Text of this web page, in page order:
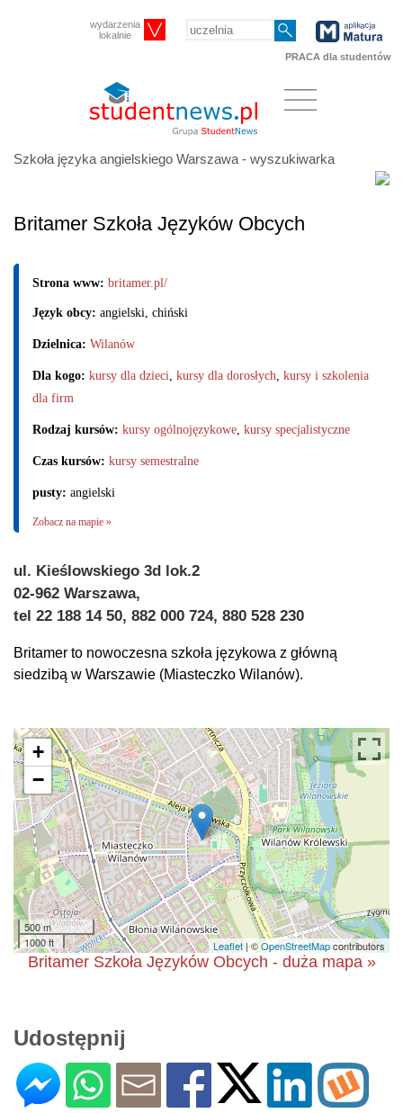
wydarzenia
lokalnie
PRACA dla studentów
Szkoła języka angielskiego Warszawa - wyszukiwarka
Britamer Szkoła Języków Obcych
Strona www: britamer.pl/
Język obcy: angielski, chiński
Dzielnica: Wilanów
Dla kogo: kursy dla dzieci kursy dla dorosłych kursy i szkolenia
dla firm
Rodzaj kursów: kursy ogólnojęzykowe kursy specjalistyczne
Czas kursów: kursy semestralne
pusty: angielski
Zobacz na mapie »
ul. Kieślowskiego 3d lok.2
02-962 Warszawa,
tel 22 188 14 50, 882 000 724, 880 528 230
Britamer to nowoczesna szkoła językowa z główną
siedzibą w Warszawie (Miasteczko Wilanów).
+
−
500 m
1000 ft
Leaflet| ©OpenStreetMapcontributors
Britamer Szkoła Języków Obcych - duża mapa »
Udostępnij